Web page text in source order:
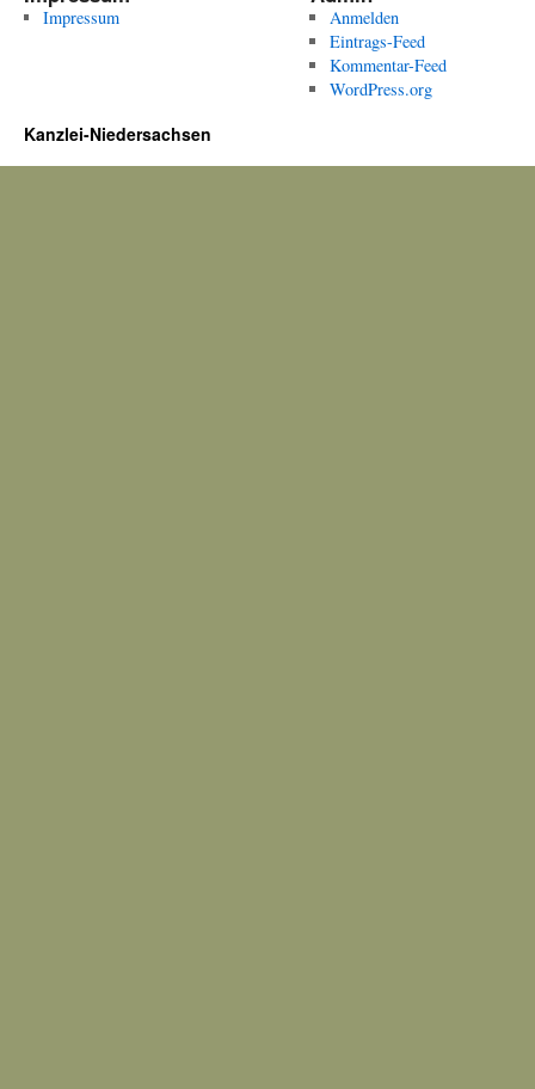
Impressum
Anmelden
Eintrags-Feed
Kommentar-Feed
WordPress.org
Kanzlei-Niedersachsen